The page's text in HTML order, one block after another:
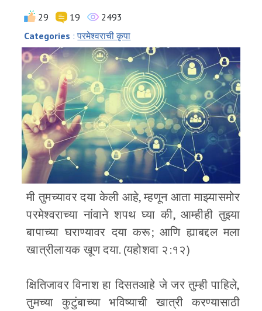
29 19
2493
Categories :परमेश्वराची कृपा
मी तुमच्यावर दया केली आहे, म्हणून आता माझ्यासमोर
परमेश्वराच्या नांवाने शपथ घ्या की, आम्हीही तुझ्या
बापाच्या घराण्यावर दया करू; आणि ह्याबद्दल मला
खात्रीलायक खूण दया. (यहोशवा २:१२)
क्षितिजावर विनाश हा दिसतआहे जे जर तुम्ही पाहिले,
तुमच्या कुटुंबाच्या भविष्याची खात्री करण्यासाठी